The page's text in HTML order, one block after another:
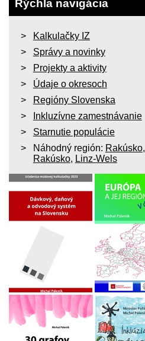
Rýchla navigácia
Kalkulačky IZ
Správy a novinky
Projekty a aktivity
Údaje o okresoch
Regióny Slovenska
Inkluzívne zamestnávanie
Starnutie populácie
Náhodný región: Rakúsko,
Rakúsko, Linz-Wels